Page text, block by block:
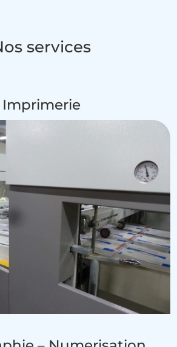
services
Imprimerie